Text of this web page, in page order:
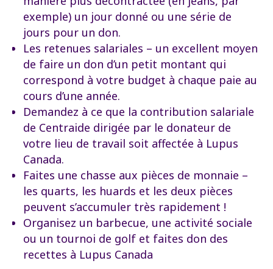
exemple) un jour donné ou une série de
jours pour un don.
Les retenues salariales – un excellent moyen
de faire un don d’un petit montant qui
correspond à votre budget à chaque paie au
cours d’une année.
Demandez à ce que la contribution salariale
de Centraide dirigée par le donateur de
votre lieu de travail soit affectée à Lupus
Canada.
Faites une chasse aux pièces de monnaie –
les quarts, les huards et les deux pièces
peuvent s’accumuler très rapidement !
Organisez un barbecue, une activité sociale
ou un tournoi de golf et faites don des
recettes à Lupus Canada